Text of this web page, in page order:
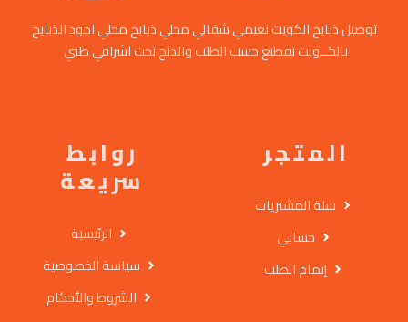
توصيل ذبايح الكويت نعيمي شفالي محلي ذبايح محلي اجود الذبايح
بالكــويت تقطيع حسب الطلب والذبح تحت اشرافي طبي
المتجر
سلة المشتريات
حسابي
إتمام الطلب
روابط
سريعة
الرئيسية
سياسة الخصوصية
الشروط والأحكام